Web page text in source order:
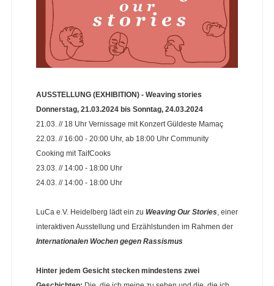
AUSSTELLUNG (EXHIBITION) - Weaving stories
Donnerstag, 21.03.2024 bis Sonntag, 24.03.2024
21.03. // 18 Uhr Vernissage mit Konzert Güldeste Mamaç
22.03. // 16:00 - 20:00 Uhr, ab 18:00 Uhr Community
Cooking mit TaifCooks
23.03. // 14:00 - 18:00 Uhr
24.03. // 14:00 - 18:00 Uhr
LuCa e.V. Heidelberg lädt ein zu Weaving Our Stories, einer
interaktiven Ausstellung und Erzählstunden im Rahmen der
Internationalen Wochen gegen Rassismus
Hinter jedem Gesicht stecken mindestens zwei